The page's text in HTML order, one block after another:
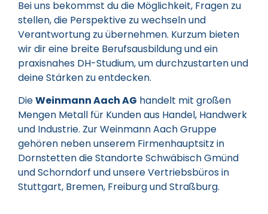
Bei uns bekommst du die Möglichkeit, Fragen zu
stellen, die Perspektive zu wechseln und
Verantwortung zu übernehmen. Kurzum bieten
wir dir eine breite Berufsausbildung und ein
praxisnahes DH-Studium, um durchzustarten und
deine Stärken zu entdecken.
DieWeinmann Aach AG handelt mit großen
Mengen Metall für Kunden aus Handel, Handwerk
und Industrie. Zur Weinmann Aach Gruppe
gehören neben unserem Firmenhauptsitz in
Dornstetten die Standorte Schwäbisch Gmünd
und Schorndorf und unsere Vertriebsbüros in
Stuttgart, Bremen, Freiburg und Straßburg.